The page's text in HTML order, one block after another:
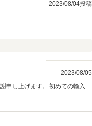
2023/08/04投稿
2023/08/05
初めての輸入車